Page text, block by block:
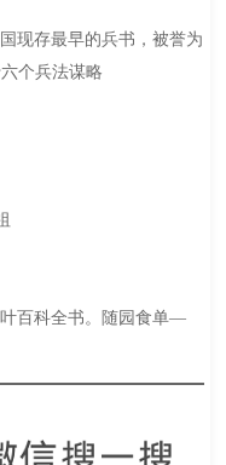
现存最早的兵书，被誉为
个兵法谋略
百科全书。随园食单—